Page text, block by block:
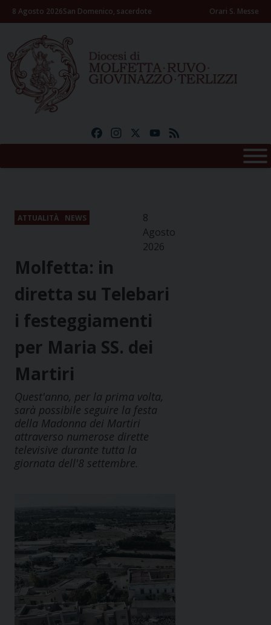
Skip8 Agosto 2026San Domenico, sacerdote Orari S. Messe
FacebookInstagramYouTube
ATTUALITÀ NEWS
8
Agosto
2026
Molfetta: in
diretta su Telebari
i festeggiamenti
per Maria SS. dei
Martiri
Quest'anno, per la prima volta,
sarà possibile seguire la festa
della Madonna dei Martiri
attraverso numerose dirette
televisive durante tutta la
giornata dell'8 settembre.